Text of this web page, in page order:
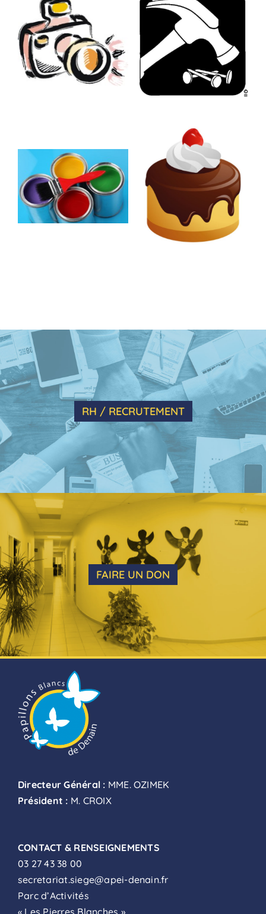
RH / RECRUTEMENT
FAIRE UN DON
Directeur Général : MME. OZIMEK
Président : M. CROIX
CONTACT & RENSEIGNEMENTS
03 27 43 38 00
secretariat.siege@apei-denain.fr
Parc d’Activités